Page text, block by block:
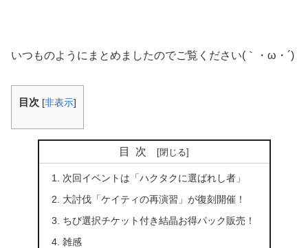
いつものようにまとめましたのでご覧ください(｀・ω・´)
目次 [非表示]
目次
次回イベントは「ハクタクに選ばれし者」
大討伐「ケイティの再演習」が復刻開催！
ちび選択チケット付き結晶お得パック販売！
雑感